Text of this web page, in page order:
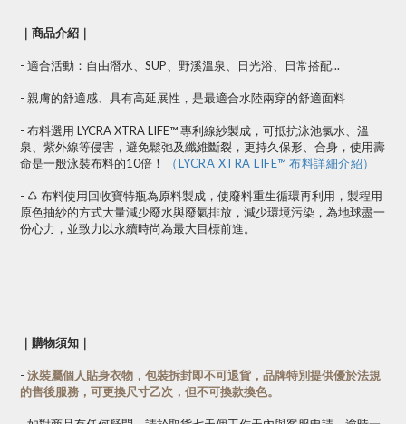
｜商品介紹｜
- 適合活動：自由潛水、SUP、野溪溫泉、日光浴、日常搭配...
- 親膚的舒適感、具有高延展性，是最適合水陸兩穿的舒適面料
- 布料選用 LYCRA XTRA LIFE™ 專利線紗製成，可抵抗泳池氯水、溫
泉、紫外線等侵害，避免鬆弛及纖維斷裂，更持久保形、合身，使用壽
命是一般泳裝布料的10倍！
（LYCRA XTRA LIFE™ 布料詳細介紹）
- ♺ 布料使用回收寶特瓶為原料製成，使廢料重生循環再利用，製程用
原色抽紗的方式大量減少廢水與廢氣排放，減少環境污染，為地球盡一
份心力，並致力以永續時尚為最大目標前進。
｜購物須知｜
- 泳裝屬個人貼身衣物，包裝拆封即不可退貨，品牌特別提供優於法規
的售後服務，可更換尺寸乙次，但不可換款換色。